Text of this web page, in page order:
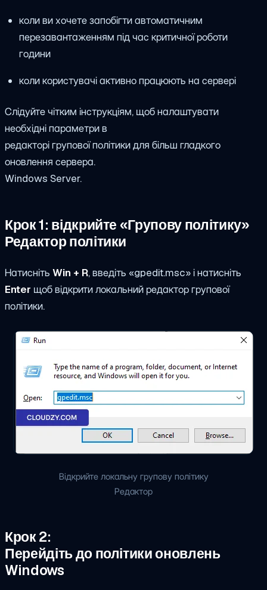
коли ви хочете запобігти автоматичним
перезавантаженням під час критичної роботи
години
коли користувачі активно працюють на сервері
Слідуйте чітким інструкціям, щоб налаштувати
необхідні параметри в
редакторі групової політики для більш гладкого
оновлення сервера.
Windows Server.
Крок 1: відкрийте «Групову політику»
Редактор політики
Натисніть Win + R, введіть «gpedit.msc» і натисніть
Enter щоб відкрити локальний редактор групової
політики.
Відкрийте локальну групову політику
Редактор
Крок 2:
Перейдіть до політики оновлень
Windows